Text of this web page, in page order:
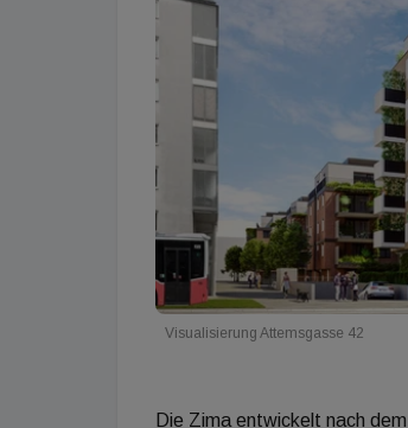
Visualisierung Attemsgasse 42
Die Zima entwickelt nach